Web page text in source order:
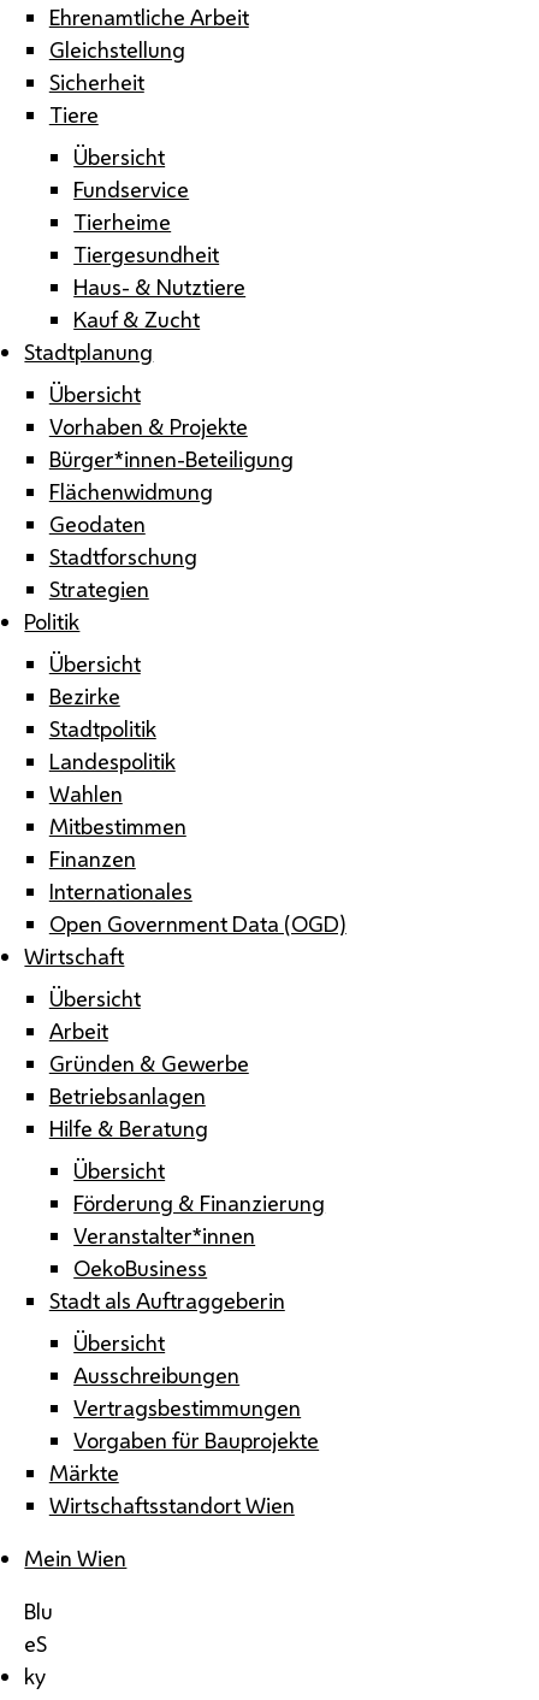
Ehrenamtliche Arbeit
Gleichstellung
Sicherheit
Tiere
Übersicht
Fundservice
Tierheime
Tiergesundheit
Haus- & Nutztiere
Kauf & Zucht
Stadtplanung
Übersicht
Vorhaben & Projekte
Bürger*innen-Beteiligung
Flächenwidmung
Geodaten
Stadtforschung
Strategien
Politik
Übersicht
Bezirke
Stadtpolitik
Landespolitik
Wahlen
Mitbestimmen
Finanzen
Internationales
Open Government Data (OGD)
Wirtschaft
Übersicht
Arbeit
Gründen & Gewerbe
Betriebsanlagen
Hilfe & Beratung
Übersicht
Förderung & Finanzierung
Veranstalter*innen
OekoBusiness
Stadt als Auftraggeberin
Übersicht
Ausschreibungen
Vertragsbestimmungen
Vorgaben für Bauprojekte
Märkte
Wirtschaftsstandort Wien
Mein Wien
Blu
eS
ky